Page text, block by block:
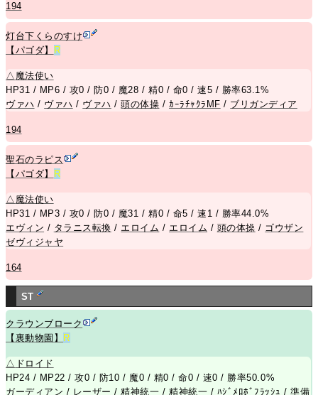
194
灯台下くらのすけ
【パゴダ】
R
△ 魔法使い
HP31 / MP6 / 攻0 / 防0 / 魔28 / 精0 / 命0 / 速5 / 勝率63.1%
ヴァハ / ヴァハ / ヴァハ /頭の体操 /ｶｰﾗﾁｬｸﾗMF / ブリガンディア
194
聖石のラピス
【パゴダ】
R
△ 魔法使い
HP31 / MP3 / 攻0 / 防0 / 魔31 / 精0 / 命5 / 速1 / 勝率44.0%
エヴィン / タラニス転換 / エロイム / エロイム / 頭の体操 / ゴウザン
ゼヴィジャヤ
164
ST
クラウンブローク
【裏動物園】
R
△ ドロイド
HP24 / MP22 / 攻0 / 防10 / 魔0 / 精0 / 命0 / 速0 / 勝率50.0%
ガーディアン / レーザー /精神統一 / 精神統一 / ﾊｼﾞﾒﾛﾎﾞﾌﾗｯｼｭ /準備